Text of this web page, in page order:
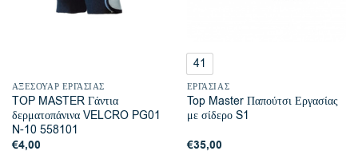
ΑΞΕΣΟΥΆΡ ΕΡΓΑΣΊΑΣ
TOP MASTER Γάντια
δερματοπάνινα VELCRO PG01
N-10 558101
€4,00
41
ΕΡΓΑΣΊΑΣ
Top Master Παπούτσι Εργασίας
με σίδερο S1
€35,00